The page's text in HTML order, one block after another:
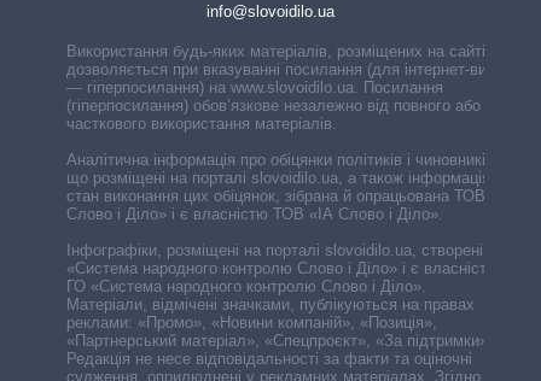
info@slovoidilo.ua
Використання будь-яких матеріалів, розміщених на сайті,
дозволяється при вказуванні посилання (для інтернет-видань
— гіперпосилання) на www.slovoidilo.ua. Посилання
(гіперпосилання) обов’язкове незалежно від повного або
часткового використання матеріалів.
Аналітична інформація про обіцянки політиків і чиновників,
що розміщені на порталі slovoidilo.ua, а також інформація про
стан виконання цих обіцянок, зібрана й опрацьована ТОВ «ІА
Слово і Діло» і є власністю ТОВ «ІА Слово і Діло».
Інфографіки, розміщені на порталі slovoidilo.ua, створені ГО
«Система народного контролю Слово і Діло» і є власністю
ГО «Система народного контролю Слово і Діло».
Матеріали, відмічені значками, публікуються на правах
реклами: «Промо», «Новини компаній», «Позиція»,
«Партнерський матеріал», «Спецпроєкт», «За підтримки».
Редакція не несе відповідальності за факти та оціночні
судження, оприлюднені у рекламних матеріалах. Згідно з